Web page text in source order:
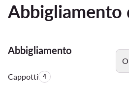
Abbigliamento
Abbigliamento
CappottiQuantità di prodotti:
4